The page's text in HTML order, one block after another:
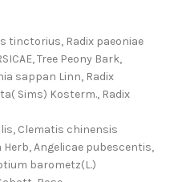
tinctorius, Radix paeoniae
Tree Peony Bark,
sappan Linn, Radix
Sims) Kosterm., Radix
Clematis chinensis
Angelicae pubescentis,
barometz(L.)